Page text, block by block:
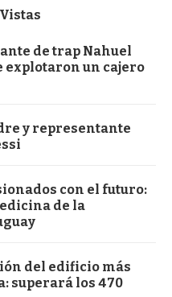
de trap Nahuel
explotaron un cajero
y representante
con el futuro:
de la
del edificio más
superará los 470